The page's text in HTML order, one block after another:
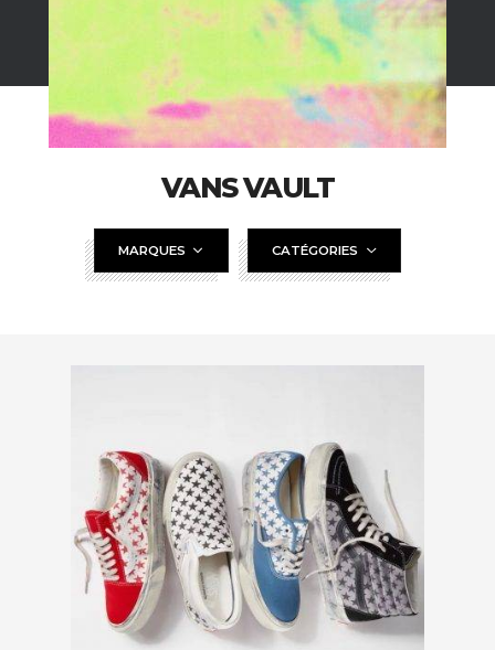
VANS VAULT
MARQUES CATÉGORIES